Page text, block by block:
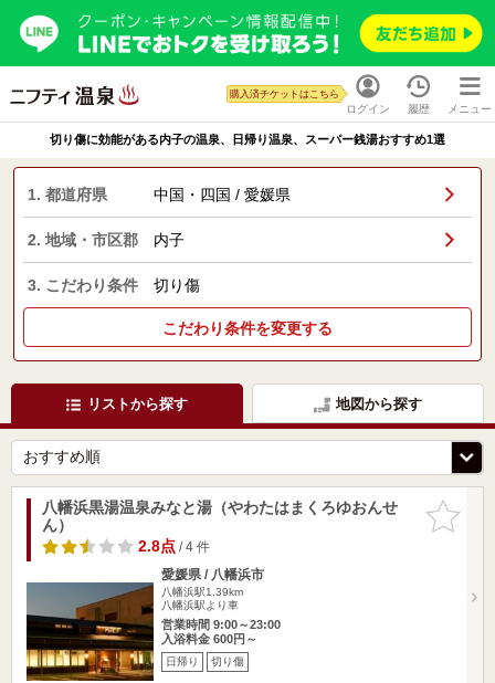
ログイン
購入済チケットはこちら
履歴 メニュー
切り傷に効能がある内子の温泉、日帰り温泉、スーパー銭湯おすすめ1選
1. 都道府県 中国・四国 / 愛媛県
2. 地域・市区郡 内子
3. こだわり条件 切り傷
こだわり条件を変更する
リストから探す 地図から探す
お気に入
りに追加
八幡浜黒湯温泉みなと湯（やわたはまくろゆおんせ
ん）
2.8点/ 4 件
愛媛県 / 八幡浜市
八幡浜駅1.39km
八幡浜駅より車
営業時間 9:00～23:00
入浴料金 600円～
日帰り 切り傷